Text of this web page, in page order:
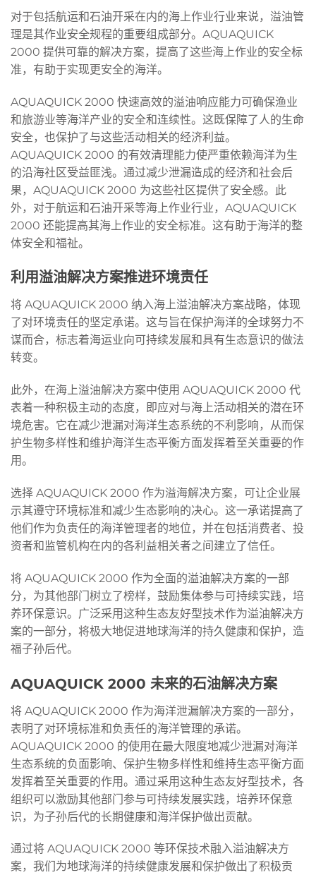
对于包括航运和石油开采在内的海上作业行业来说，溢油管
理是其作业安全规程的重要组成部分。AQUAQUICK
2000 提供可靠的解决方案，提高了这些海上作业的安全标
准，有助于实现更安全的海洋。
AQUAQUICK 2000 快速高效的溢油响应能力可确保渔业
和旅游业等海洋产业的安全和连续性。这既保障了人的生命
安全，也保护了与这些活动相关的经济利益。
AQUAQUICK 2000 的有效清理能力使严重依赖海洋为生
的沿海社区受益匪浅。通过减少泄漏造成的经济和社会后
果，AQUAQUICK 2000 为这些社区提供了安全感。此
外，对于航运和石油开采等海上作业行业，AQUAQUICK
2000 还能提高其海上作业的安全标准。这有助于海洋的整
体安全和福祉。
利用溢油解决方案推进环境责任
将 AQUAQUICK 2000 纳入海上溢油解决方案战略，体现
了对环境责任的坚定承诺。这与旨在保护海洋的全球努力不
谋而合，标志着海运业向可持续发展和具有生态意识的做法
转变。
此外，在海上溢油解决方案中使用 AQUAQUICK 2000 代
表着一种积极主动的态度，即应对与海上活动相关的潜在环
境危害。它在减少泄漏对海洋生态系统的不利影响，从而保
护生物多样性和维护海洋生态平衡方面发挥着至关重要的作
用。
选择 AQUAQUICK 2000 作为溢海解决方案，可让企业展
示其遵守环境标准和减少生态影响的决心。这一承诺提高了
他们作为负责任的海洋管理者的地位，并在包括消费者、投
资者和监管机构在内的各利益相关者之间建立了信任。
将 AQUAQUICK 2000 作为全面的溢油解决方案的一部
分，为其他部门树立了榜样，鼓励集体参与可持续实践，培
养环保意识。广泛采用这种生态友好型技术作为溢油解决方
案的一部分，将极大地促进地球海洋的持久健康和保护，造
福子孙后代。
AQUAQUICK 2000 未来的石油解决方案
将 AQUAQUICK 2000 作为海洋泄漏解决方案的一部分，
表明了对环境标准和负责任的海洋管理的承诺。
AQUAQUICK 2000 的使用在最大限度地减少泄漏对海洋
生态系统的负面影响、保护生物多样性和维持生态平衡方面
发挥着至关重要的作用。通过采用这种生态友好型技术，各
组织可以激励其他部门参与可持续发展实践，培养环保意
识，为子孙后代的长期健康和海洋保护做出贡献。
通过将 AQUAQUICK 2000 等环保技术融入溢油解决方
案，我们为地球海洋的持续健康发展和保护做出了积极贡